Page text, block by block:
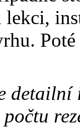
lekci,